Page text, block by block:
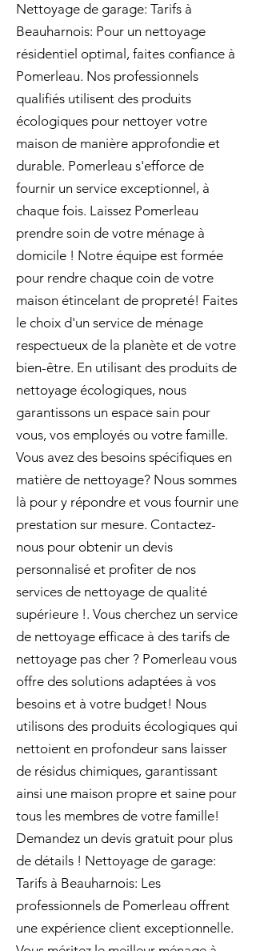
Nettoyage de garage: Tarifs à
Beauharnois: Pour un nettoyage
résidentiel optimal, faites confiance à
Pomerleau. Nos professionnels
qualifiés utilisent des produits
écologiques pour nettoyer votre
maison de manière approfondie et
durable. Pomerleau s'efforce de
fournir un service exceptionnel, à
chaque fois. Laissez Pomerleau
prendre soin de votre ménage à
domicile ! Notre équipe est formée
pour rendre chaque coin de votre
maison étincelant de propreté! Faites
le choix d'un service de ménage
respectueux de la planète et de votre
bien-être. En utilisant des produits de
nettoyage écologiques, nous
garantissons un espace sain pour
vous, vos employés ou votre famille.
Vous avez des besoins spécifiques en
matière de nettoyage? Nous sommes
là pour y répondre et vous fournir une
prestation sur mesure. Contactez-
nous pour obtenir un devis
personnalisé et profiter de nos
services de nettoyage de qualité
supérieure !. Vous cherchez un service
de nettoyage efficace à des tarifs de
nettoyage pas cher ? Pomerleau vous
offre des solutions adaptées à vos
besoins et à votre budget! Nous
utilisons des produits écologiques qui
nettoient en profondeur sans laisser
de résidus chimiques, garantissant
ainsi une maison propre et saine pour
tous les membres de votre famille!
Demandez un devis gratuit pour plus
de détails ! Nettoyage de garage:
Tarifs à Beauharnois: Les
professionnels de Pomerleau offrent
une expérience client exceptionnelle.